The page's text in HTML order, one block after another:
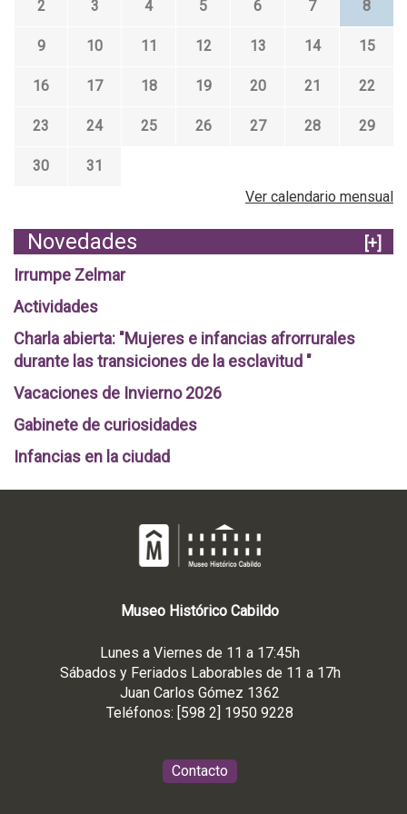
2 3 4 5 6 7 8
9 10 11 12 13 14 15
16 17 18 19 20 21 22
23 24 25 26 27 28 29
30
31
Ver calendario mensual
Novedades
[+]
Irrumpe Zelmar
Actividades
Charla abierta: "Mujeres e infancias afrorrurales
durante las transiciones de la esclavitud "
Vacaciones de Invierno 2026
Gabinete de curiosidades
Infancias en la ciudad
Museo Histórico Cabildo
Lunes a Viernes de 11 a 17:45h
Sábados y Feriados Laborables de 11 a 17h
Juan Carlos Gómez 1362
Teléfonos: [598 2] 1950 9228
Contacto